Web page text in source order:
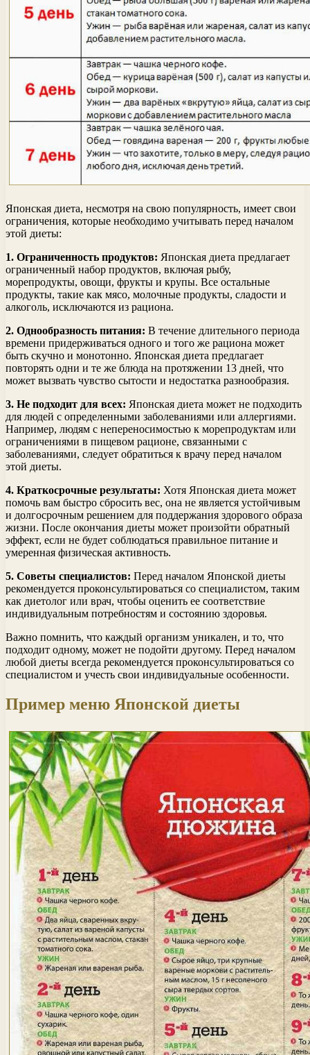
Японская диета, несмотря на свою популярность, имеет свои
ограничения, которые необходимо учитывать перед началом
этой диеты:
1. Ограниченность продуктов: Японская диета предлагает
ограниченный набор продуктов, включая рыбу,
морепродукты, овощи, фрукты и крупы. Все остальные
продукты, такие как мясо, молочные продукты, сладости и
алкоголь, исключаются из рациона.
2. Однообразность питания: В течение длительного периода
времени придерживаться одного и того же рациона может
быть скучно и монотонно. Японская диета предлагает
повторять одни и те же блюда на протяжении 13 дней, что
может вызвать чувство сытости и недостатка разнообразия.
3. Не подходит для всех: Японская диета может не подходить
для людей с определенными заболеваниями или аллергиями.
Например, людям с непереносимостью к морепродуктам или
ограничениями в пищевом рационе, связанными с
заболеваниями, следует обратиться к врачу перед началом
этой диеты.
4. Краткосрочные результаты: Хотя Японская диета может
помочь вам быстро сбросить вес, она не является устойчивым
и долгосрочным решением для поддержания здорового образа
жизни. После окончания диеты может произойти обратный
эффект, если не будет соблюдаться правильное питание и
умеренная физическая активность.
5. Советы специалистов: Перед началом Японской диеты
рекомендуется проконсультироваться со специалистом, таким
как диетолог или врач, чтобы оценить ее соответствие
индивидуальным потребностям и состоянию здоровья.
Важно помнить, что каждый организм уникален, и то, что
подходит одному, может не подойти другому. Перед началом
любой диеты всегда рекомендуется проконсультироваться со
специалистом и учесть свои индивидуальные особенности.
Пример меню Японской диеты